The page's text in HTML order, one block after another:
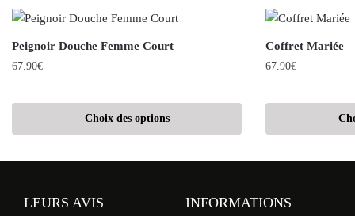
Peignoir Douche Femme Court
67.90€
Choix des options
Coffret Mariée
67.90€
LEURS AVIS INFORMATIONS